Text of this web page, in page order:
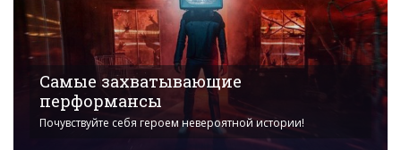
Самые захватывающие
перформансы
Почувствуйте себя героем невероятной истории!